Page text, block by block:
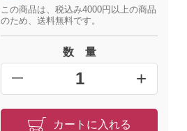
この商品は、税込み4000円以上の商品
のため、送料無料です。
数 量
━ +
カートに入れる